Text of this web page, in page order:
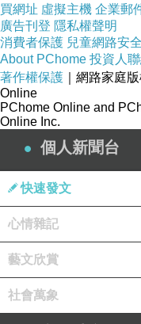
[喂喂喂.. 妳怎麼吃
還有
買網址 虛擬主機 企業郵
廣告刊登 隱私權聲明
消費者保護 兒童網路安全
About PChome 投資人
著作權保護 ｜網路家庭
Online
PChome Online and
Online Inc.
個人新聞台
快速發文
心情雜記
藝文欣賞
社會萬象